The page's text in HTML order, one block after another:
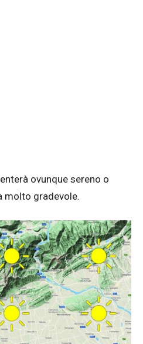
ovunque sereno o
molto gradevole.